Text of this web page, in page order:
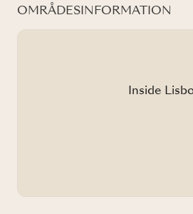
OMRÅDESINFORMATION
Inside